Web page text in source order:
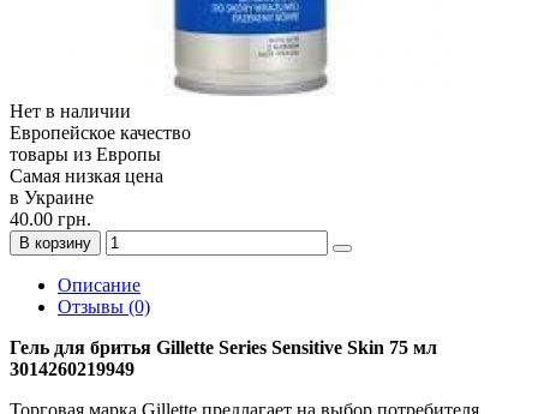
Нет в наличии
Европейское качество
товары из Европы
Самая низкая цена
в Украине
40.00 грн.
В корзину
Описание
Отзывы (0)
Гель для бритья Gillette Series Sensitive Skin 75 мл
3014260219949
Торговая марка Gillette предлагает на выбор потребителя